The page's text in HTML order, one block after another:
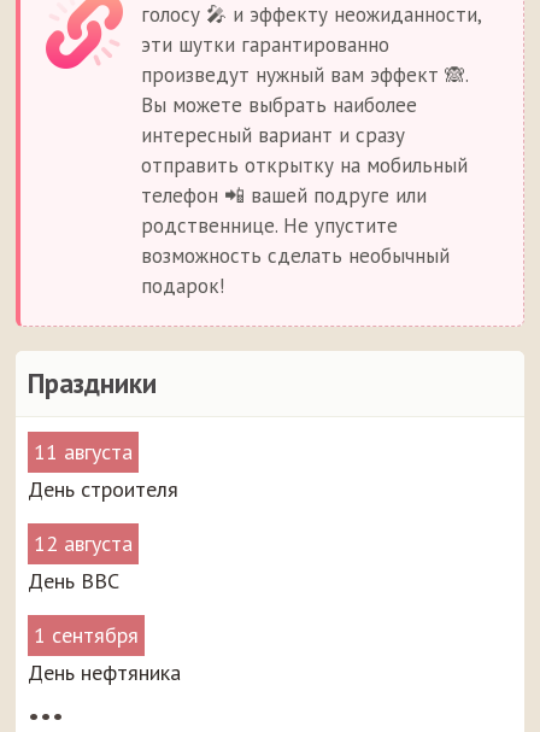
Праздники
11 августа
День строителя
12 августа
День ВВС
1 сентября
День нефтяника
•••
голосу 🎤 и эффекту неожиданности,
эти шутки гарантированно
произведут нужный вам эффект 🙈.
Вы можете выбрать наиболее
интересный вариант и сразу
отправить открытку на мобильный
телефон 📲 вашей подруге или
родственнице. Не упустите
возможность сделать необычный
подарок!